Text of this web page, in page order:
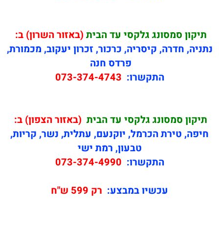
תיקון סמסונג גלקסי עד הבית (באזור השרון) ב:
נתניה, חדרה, קיסריה, כרכור, זכרון יעקוב, מכמורת,
פרדס חנה
התקשרו: 073-374-4743
תיקון סמסונג גלקסי עד הבית (באזור הצפון) ב:
חיפה, טירת הכרמל, יוקנעם, עתלית, נשר, קריות,
טבעון, רמת ישי
התקשרו: 073-374-4990
עכשיו במבצע: רק 599 ש"ח